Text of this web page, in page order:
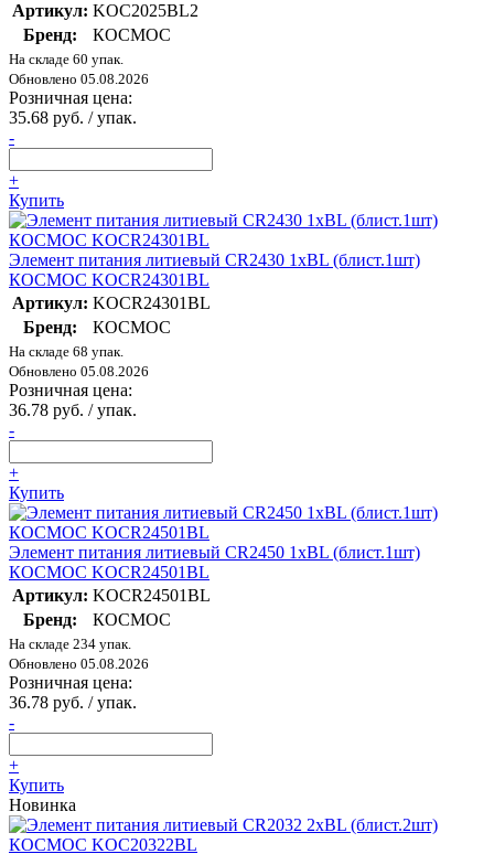
Артикул: KOC2025BL2
Бренд:
КОСМОС
На складе 60 упак.
Обновлено 05.08.2026
Розничная цена:
35.68 руб. / упак.
-
+
Купить
Элемент питания литиевый CR2430 1хBL (блист.1шт)
КОСМОС KOCR24301BL
Артикул: KOCR24301BL
Бренд:
КОСМОС
На складе 68 упак.
Обновлено 05.08.2026
Розничная цена:
36.78 руб. / упак.
-
+
Купить
Элемент питания литиевый CR2450 1хBL (блист.1шт)
КОСМОС KOCR24501BL
Артикул: KOCR24501BL
Бренд:
КОСМОС
На складе 234 упак.
Обновлено 05.08.2026
Розничная цена:
36.78 руб. / упак.
-
+
Купить
Новинка